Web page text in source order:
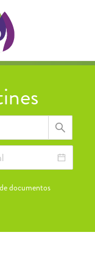
documentos